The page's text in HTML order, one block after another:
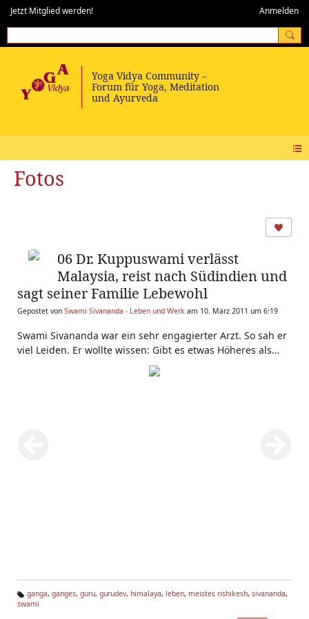
Jetzt Mitglied werden! Anmelden
Fotos
06 Dr. Kuppuswami verlässt
Malaysia, reist nach Südindien und
sagt seiner Familie Lebewohl
Gepostet von Swami Sivananda - Leben und Werk am 10. März 2011 um 6:19
Swami Sivananda war ein sehr engagierter Arzt. So sah er
viel Leiden. Er wollte wissen: Gibt es etwas Höheres als
diese vergängliche Existenz? Nachdem er
ihm über Advaita gelehrt hatte, wollte Swami Sivananda
Ta
ganga, ganges, guru, gurudev, himalaya, leben, meister, rishikesh, sivananda,
swami